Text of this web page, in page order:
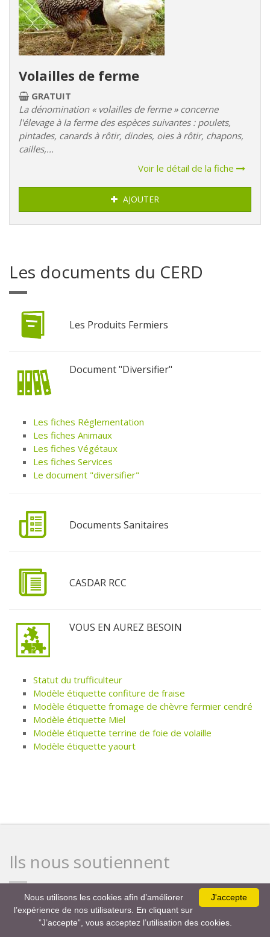
Volailles de ferme
GRATUIT
La dénomination « volailles de ferme » concerne
l'élevage à la ferme des espèces suivantes : poulets,
pintades, canards à rôtir, dindes, oies à rôtir, chapons,
cailles,...
Voir le détail de la fiche
AJOUTER
Les documents du CERD
Les Produits Fermiers
Document "Diversifier"
Les fiches Réglementation
Les fiches Animaux
Les fiches Végétaux
Les fiches Services
Le document "diversifier"
Documents Sanitaires
CASDAR RCC
VOUS EN AUREZ BESOIN
Statut du trufficulteur
Modèle étiquette confiture de fraise
Modèle étiquette fromage de chèvre fermier cendré
Modèle étiquette Miel
Modèle étiquette terrine de foie de volaille
Modèle étiquette yaourt
Ils nous soutiennent
J'accepte
Nous utilisons les cookies afin d’améliorer
l’expérience de nos utilisateurs. En cliquant sur
”J’accepte”, vous acceptez l’utilisation des cookies.